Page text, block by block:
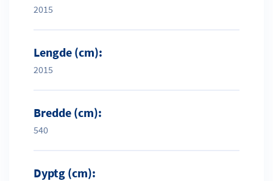
2015
Lengde (cm):
2015
Bredde (cm):
540
Dyptg (cm):